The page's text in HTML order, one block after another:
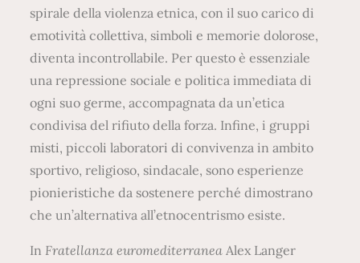
spirale della violenza etnica, con il suo carico di
emotività collettiva, simboli e memorie dolorose,
diventa incontrollabile. Per questo è essenziale
una repressione sociale e politica immediata di
ogni suo germe, accompagnata da un’etica
condivisa del rifiuto della forza. Infine, i gruppi
misti, piccoli laboratori di convivenza in ambito
sportivo, religioso, sindacale, sono esperienze
pionieristiche da sostenere perché dimostrano
che un’alternativa all’etnocentrismo esiste.
In Fratellanza euromediterranea Alex Langer